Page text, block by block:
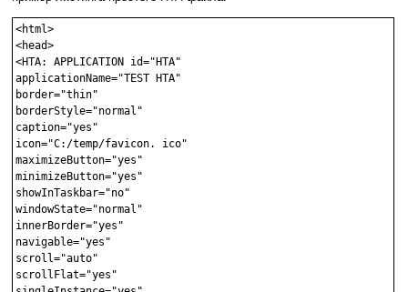
<html>
<head>
<HTA: APPLICATION id="HTA"
applicationName="TEST HTA"
border="thin"
borderStyle="normal"
caption="yes"
icon="С:/temp/favicon. ico"
maximizeButton="yes"
minimizeButton="yes"
showInTaskbar="no"
windowState="normal"
innerBorder="yes"
navigable="yes"
scroll="auto"
scrollFlat="yes"